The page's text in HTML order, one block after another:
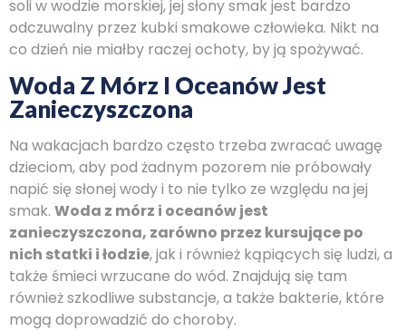
soli w wodzie morskiej, jej słony smak jest bardzo
odczuwalny przez kubki smakowe człowieka. Nikt na
co dzień nie miałby raczej ochoty, by ją spożywać.
Woda Z Mórz I Oceanów Jest
Zanieczyszczona
Na wakacjach bardzo często trzeba zwracać uwagę
dzieciom, aby pod żadnym pozorem nie próbowały
napić się słonej wody i to nie tylko ze względu na jej
smak. Woda z mórz i oceanów jest
zanieczyszczona, zarówno przez kursujące po
nich statki i łodzie, jak i również kąpiących się ludzi, a
także śmieci wrzucane do wód. Znajdują się tam
również szkodliwe substancje, a także bakterie, które
mogą doprowadzić do choroby.